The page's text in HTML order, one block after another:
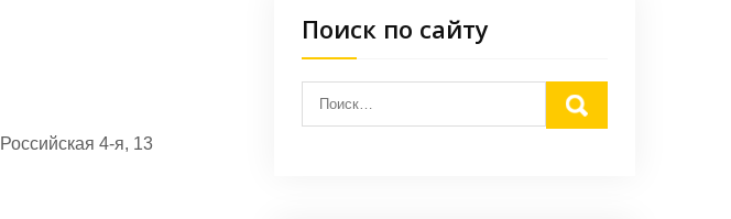
4-я, 13
Поиск по сайту